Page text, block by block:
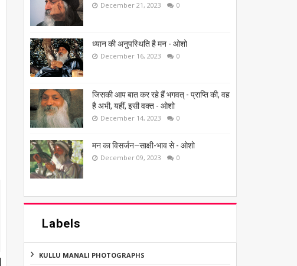
December 21, 2023 0
ध्यान की अनुपस्थिति है मन - ओशो
December 16, 2023 0
जिसकी आप बात कर रहे हैं भगवत् - प्राप्ति की, वह
है अभी, यहीं, इसी वक्त - ओशो
December 14, 2023 0
मन का विसर्जन–साक्षी-भाव से - ओशो
December 09, 2023 0
Labels
KULLU MANALI PHOTOGRAPHS